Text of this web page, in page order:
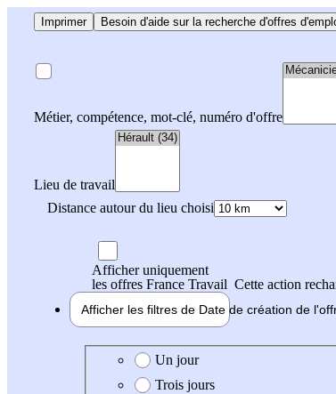
Imprimer Besoin d'aide sur la recherche d'offres
Métier, compétence, mot-clé, numéro d'offre
Lieu de travail
Distance autour du lieu choisi
Afficher uniquement
les offres France Travail Cette action
Afficher les filtres de Date de création de
Date de création de l'offre
Un jour
Trois jours